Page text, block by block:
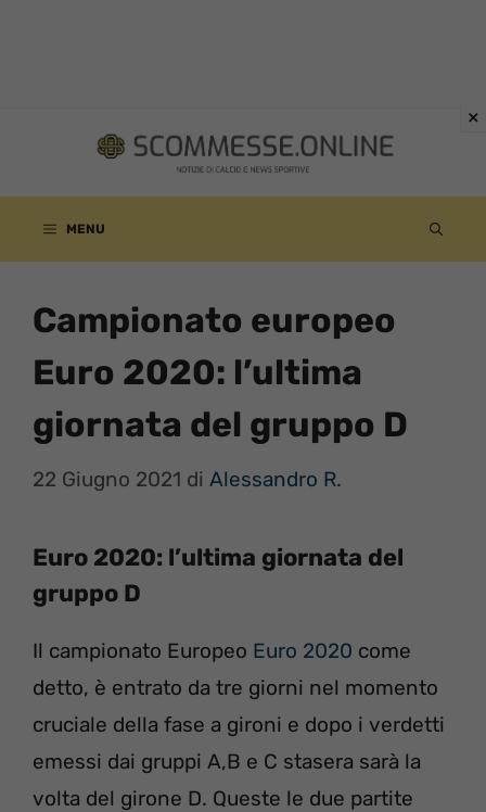
contenuto
MENU
Campionato europeo
Euro 2020: l’ultima
giornata del gruppo D
22 Giugno 2021 di Alessandro R.
Euro 2020: l’ultima giornata del
gruppo D
Il campionato Europeo Euro 2020 come
detto, è entrato da tre giorni nel momento
cruciale della fase a gironi e dopo i verdetti
emessi dai gruppi A,B e C stasera sarà la
volta del girone D. Queste le due partite